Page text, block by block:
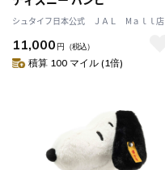
シュタイフ日本公式 ＪＡＬ Mａｌｌ店
11,000 円 （税込）
積算 100 マイル (1倍)